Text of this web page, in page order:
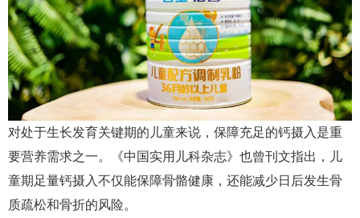
对处于生长发育关键期的儿童来说，保障充足的钙摄入是重
要营养需求之一。《中国实用儿科杂志》也曾刊文指出，儿
童期足量钙摄入不仅能保障骨骼健康，还能减少日后发生骨
质疏松和骨折的风险。